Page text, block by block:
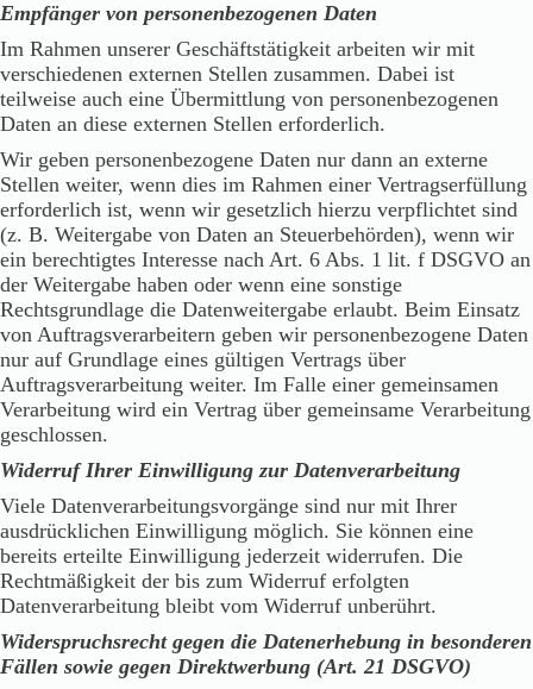
Empfänger von personenbezogenen Daten
Im Rahmen unserer Geschäftstätigkeit arbeiten wir mit
verschiedenen externen Stellen zusammen. Dabei ist
teilweise auch eine Übermittlung von personenbezogenen
Daten an diese externen Stellen erforderlich.
Wir geben personenbezogene Daten nur dann an externe
Stellen weiter, wenn dies im Rahmen einer Vertragserfüllung
erforderlich ist, wenn wir gesetzlich hierzu verpflichtet sind
(z. B. Weitergabe von Daten an Steuerbehörden), wenn wir
ein berechtigtes Interesse nach Art. 6 Abs. 1 lit. f DSGVO an
der Weitergabe haben oder wenn eine sonstige
Rechtsgrundlage die Datenweitergabe erlaubt. Beim Einsatz
von Auftragsverarbeitern geben wir personenbezogene Daten
nur auf Grundlage eines gültigen Vertrags über
Auftragsverarbeitung weiter. Im Falle einer gemeinsamen
Verarbeitung wird ein Vertrag über gemeinsame Verarbeitung
geschlossen.
Widerruf Ihrer Einwilligung zur Datenverarbeitung
Viele Datenverarbeitungsvorgänge sind nur mit Ihrer
ausdrücklichen Einwilligung möglich. Sie können eine
bereits erteilte Einwilligung jederzeit widerrufen. Die
Rechtmäßigkeit der bis zum Widerruf erfolgten
Datenverarbeitung bleibt vom Widerruf unberührt.
Widerspruchsrecht gegen die Datenerhebung in besonderen
Fällen sowie gegen Direktwerbung (Art. 21 DSGVO)